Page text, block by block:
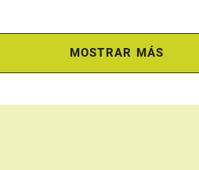
MOSTRAR MÁS